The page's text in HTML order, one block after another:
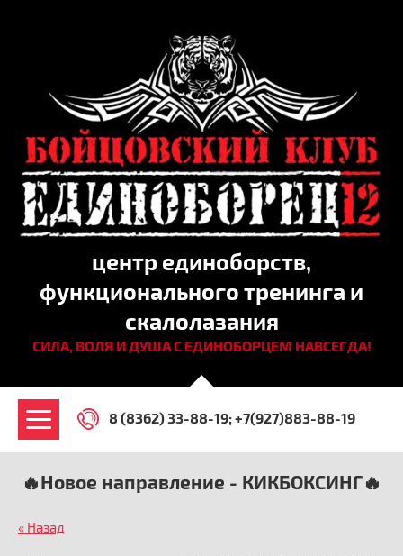
центр единоборств,
функционального тренинга и
скалолазания
СИЛА, ВОЛЯ И ДУША С ЕДИНОБОРЦЕМ НАВСЕГДА!
8 (8362) 33-88-19 +7(927)883-88-19
🔥Новое направление - КИКБОКСИНГ🔥
« Назад